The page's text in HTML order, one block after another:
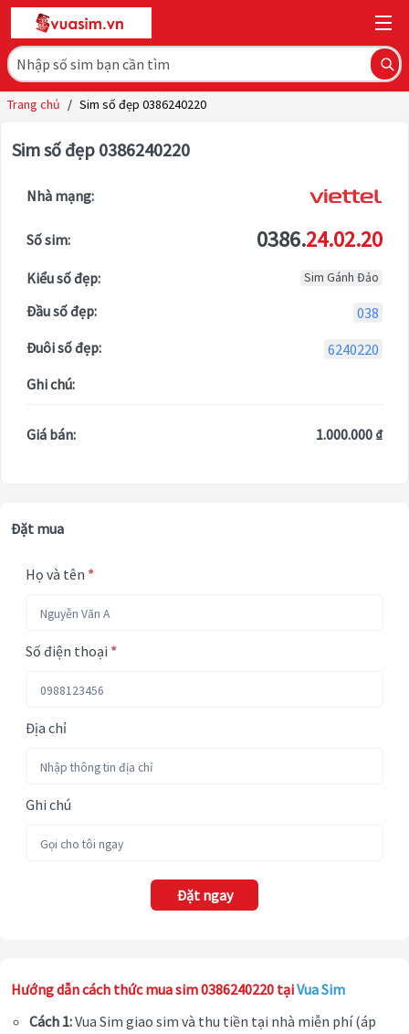
Trang chủ / Sim số đẹp 0386240220
Sim số đẹp 0386240220
Nhà mạng:
Số sim: 0386.24.02.20
Kiểu số đẹp: Sim Gánh Đảo
Đầu số đẹp:
038
Đuôi số đẹp:
6240220
Ghi chú:
Giá bán: 1.000.000 ₫
Đặt mua
Họ và tên *
Số điện thoại *
Địa chỉ
Ghi chú
Đặt ngay
Hướng dẫn cách thức mua sim 0386240220 tạiVua Sim
Cách 1:Vua Sim giao sim và thu tiền tại nhà miễn phí (áp